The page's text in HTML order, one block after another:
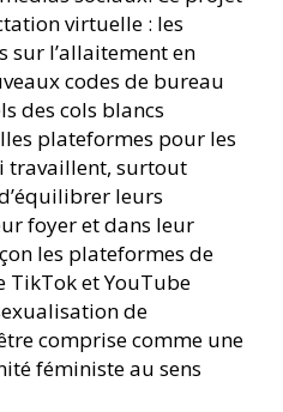
virtuelle : les
sur l’allaitement en
codes de bureau
des cols blancs
plateformes pour les
travaillent, surtout
leurs
foyer et dans leur
les plateformes de
TikTok et YouTube
de
comprise comme une
féministe au sens